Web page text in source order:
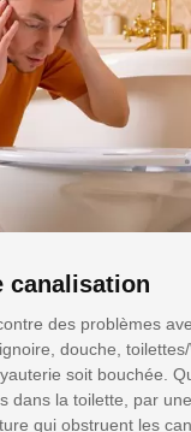
canalisation
des problèmes
douche,
soit bouchée.
dans la toilette, par
qui obstruent les